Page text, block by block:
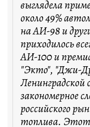
выглядела
около 49%
на АИ-98 и
приходилось
АИ-100 и
"Экто", "Джи-
закономерное
российского
топлива. Этот